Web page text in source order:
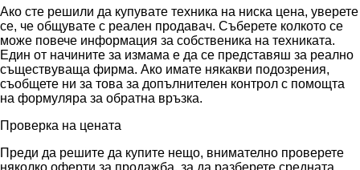
Ако сте решили да купувате техника на ниска цена, уверете
се, че общувате с реален продавач. Съберете колкото се
може повече информация за собственика на техниката.
Един от начините за измама е да се представяш за реално
съществуваща фирма. Ако имате някакви подозрения,
съобщете ни за това за допълнителен контрол с помощта
на формуляра за обратна връзка.
Проверка на цената
Преди да решите да купите нещо, внимателно проверете
няколко оферти за продажба, за да разберете средната